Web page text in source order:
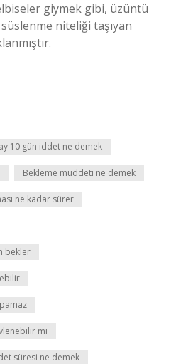
giymek gibi, üzüntü
niteliği taşıyan
10 gün iddet ne demek
Bekleme müddeti ne demek
ne kadar sürer
bekler
mi
süresi ne demek